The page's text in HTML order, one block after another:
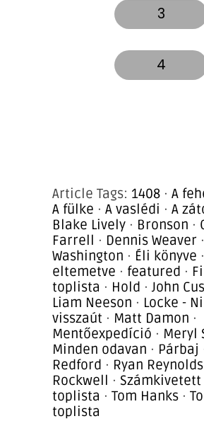
3
4
Article Tags: 1408 · A
A fülke · A vaslédi · A
Blake Lively · Bronson ·
Farrell · Dennis Weaver ·
Washington · Éli könyve ·
eltemetve · featured ·
toplista · Hold · John
Liam Neeson · Locke -
visszaút · Matt Damon ·
Mentőexpedíció · Meryl
Minden odavan · Párbaj
Redford · Ryan Reynolds
Rockwell · Számkivetett
toplista · Tom Hanks ·
toplista